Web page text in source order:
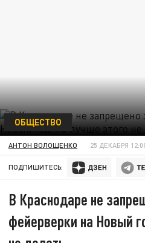
ОБЩЕСТВО
АНТОН ВОЛОЩЕНКО 25 ДЕКАБРЯ
ПОДПИШИТЕСЬ:
В Краснодаре не
фейерверки на Новый